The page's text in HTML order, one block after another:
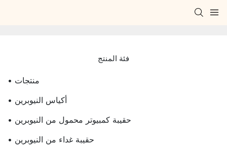
فئة المنتج
• منتجات
• أكياس النيوبرين
• حقيبة كمبيوتر محمول من النيوبرين
• حقيبة غداء من النيوبرين